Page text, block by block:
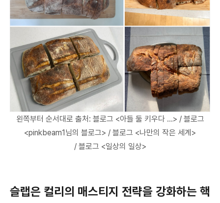
왼쪽부터 순서대로 출처: 블로그 <아들 둘 키우다 …> / 블로그
<pinkbeam1님의 블로그> / 블로그 <나만의 작은 세계>
/ 블로그 <일상의 일상>
슬랩은 컬리의 매스티지 전략을 강화하는 핵